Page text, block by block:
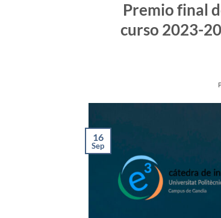
Premio final
curso 2023-
16
Sep